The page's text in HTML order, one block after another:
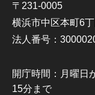
〒231-0005
横浜市中区本町6
法人番号：
開庁時間：月曜日
15分まで